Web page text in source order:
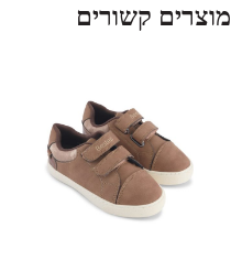
מוצרים קשורים